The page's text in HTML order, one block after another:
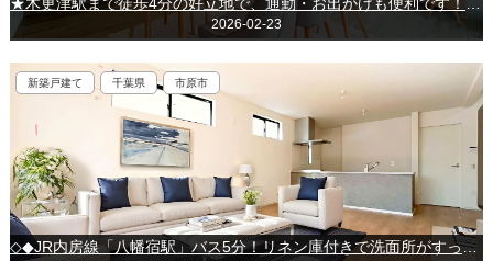
2026-02-23
新築戸建て 千葉県 市原市
◇◆JR内房線「八幡宿駅」バス5分！リネン庫付きで洗面所がすっきり片付きます♪◆◇市原市東五所◇◆